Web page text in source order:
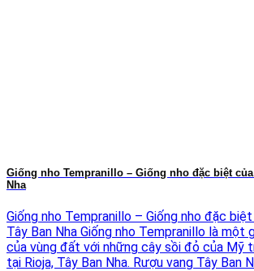
Giống nho Tempranillo – Giống nho đặc biệt
Nha
Giống nho Tempranillo – Giống nho đặc
Tây Ban Nha Giống nho Tempranillo là một
của vùng đất với những cây sồi đỏ của Mỹ
tại Rioja, Tây Ban Nha. Rượu vang Tây Ban